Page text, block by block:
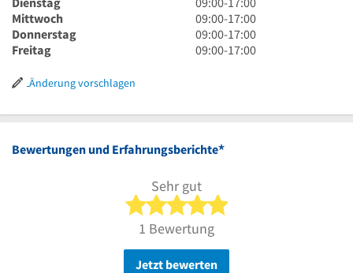
bis
17
Uhr
Uhr
bis
17
Mittwoch
9
Uhr
bis
09:00-17:00
Donnerstag
9
Uhr
09:00-17:00
Freitag
9
Uhr
09:00-17:00
Änderung vorschlagen
Bewertungen und Erfahrungsberichte*
Sehr gut
5 von 5 Sternen
1 Bewertung
Jetzt bewerten